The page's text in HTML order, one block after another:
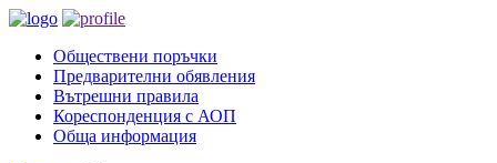
Обществени поръчки
Предварителни обявления
Вътрешни правила
Кореспонденция с АОП
Обща информация